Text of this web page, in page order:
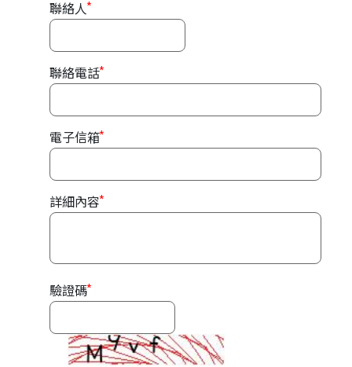
聯絡人*
聯絡電話*
電子信箱*
詳細內容*
驗證碼*